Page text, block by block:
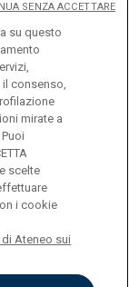
su questo
consenso,
mirate a
scelte
i cookie
Ateneo sui
SENZA ACCETTARE